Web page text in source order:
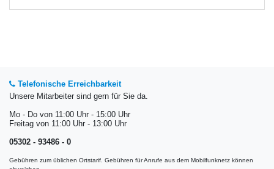
Telefonische Erreichbarkeit
Unsere Mitarbeiter sind gern für Sie da.
Mo - Do von 11:00 Uhr - 15:00 Uhr
Freitag von 11:00 Uhr - 13:00 Uhr
05302 - 93486 - 0
Gebühren zum üblichen Ortstarif. Gebühren für Anrufe aus dem Mobilfunknetz können